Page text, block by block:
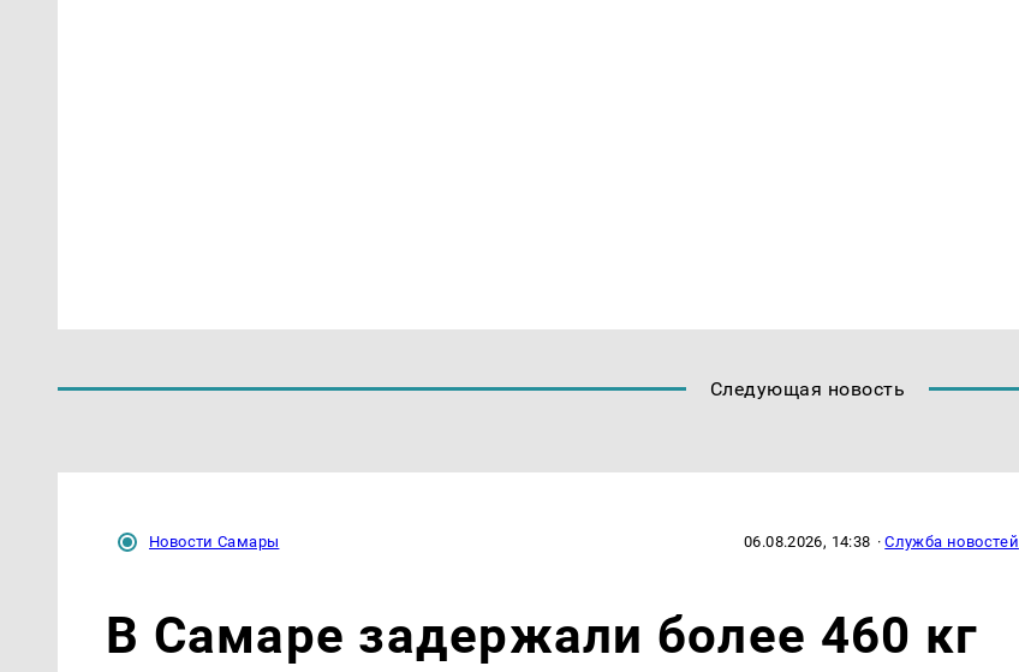
Следующая новость
Новости Самары 06.08.2026, 14:38 ·Служба новостей
В Самаре задержали более 460 кг